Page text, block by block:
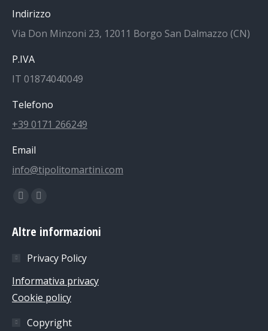
Indirizzo
Via Don Minzoni 23, 12011 Borgo San Dalmazzo (CN)
P.IVA
IT 01874040049
Telefono
+39 0171 266249
Email
info@tipolitomartini.com
Find us on:
Facebook
opens
new
window
Instagram
opens
new
window
Altre informazioni
Privacy Policy
Informativa privacy
Cookie policy
Copyright